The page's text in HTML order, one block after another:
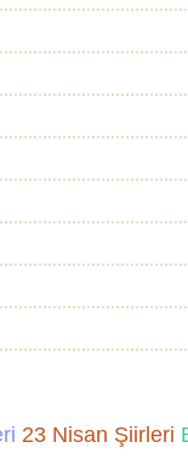
23 Nisan Şiirleri